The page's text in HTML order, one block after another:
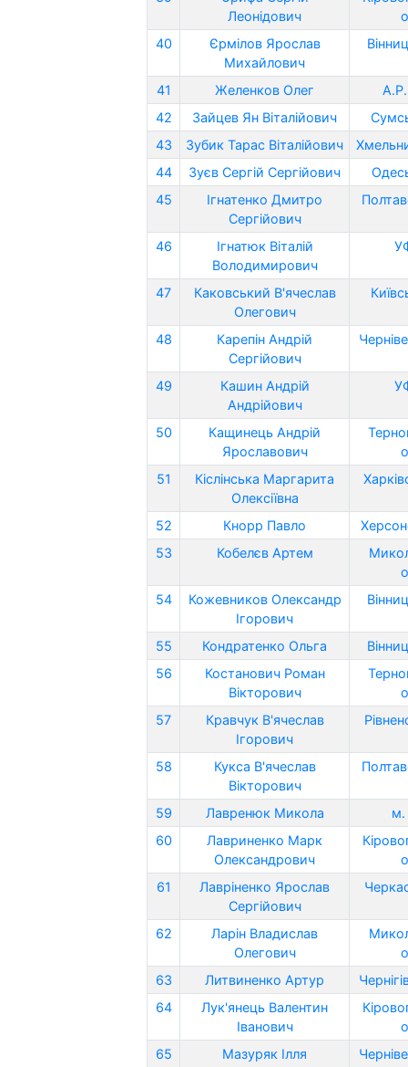
Леонідович
40
Єрмілов Ярослав
Михайлович
41 Желенков Олег
42
Зайцев Ян Віталійович
43
Зубик Тарас Віталійович
44
Зуєв Сергій Сергійович
45
Ігнатенко Дмитро
Сергійович
46
Ігнатюк Віталій
Володимирович
47
Каковський В'ячеслав
Олегович
48
Карепін Андрій
Сергійович
49
Кашин Андрій
Андрійович
50
Кащинець Андрій
Ярославович
51
Кіслінська Маргарита
Олексіївна
52 Кнорр Павло
53
Кобелєв Артем
54
Кожевников Олександр
Ігорович
55 Кондратенко Ольга
56
Костанович Роман
Вікторович
57
Кравчук В'ячеслав
Ігорович
58
Кукса В'ячеслав
Вікторович
59 Лавренюк Микола
м.
60
Лавриненко Марк
Олександрович
61
Лавріненко Ярослав
Сергійович
62
Ларін Владислав
Олегович
63
Литвиненко Артур
64
Лук'янець Валентин
Іванович
65
Мазуряк Ілля